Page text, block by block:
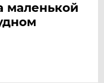
маленькой